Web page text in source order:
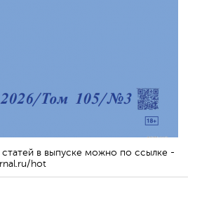
статей в выпуске можно по ссылке -
hot